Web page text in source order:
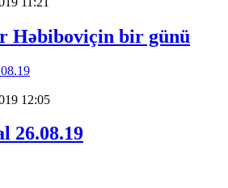
Həbiboviçin bir günü
12:05
26.08.19